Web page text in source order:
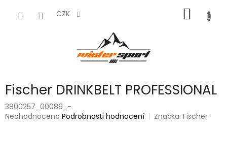
CZK
KOŠÍK
Fischer DRINKBELT PROFESSIONAL
3800257_00089_-
Průměrné
Neohodnoceno Podrobnosti hodnocení Značka:Fischer